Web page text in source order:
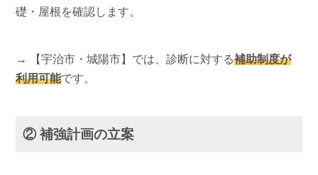
礎・屋根を確認します。
→ 【宇治市・城陽市】では、診断に対する補助制度が
利用可能です。
② 補強計画の立案